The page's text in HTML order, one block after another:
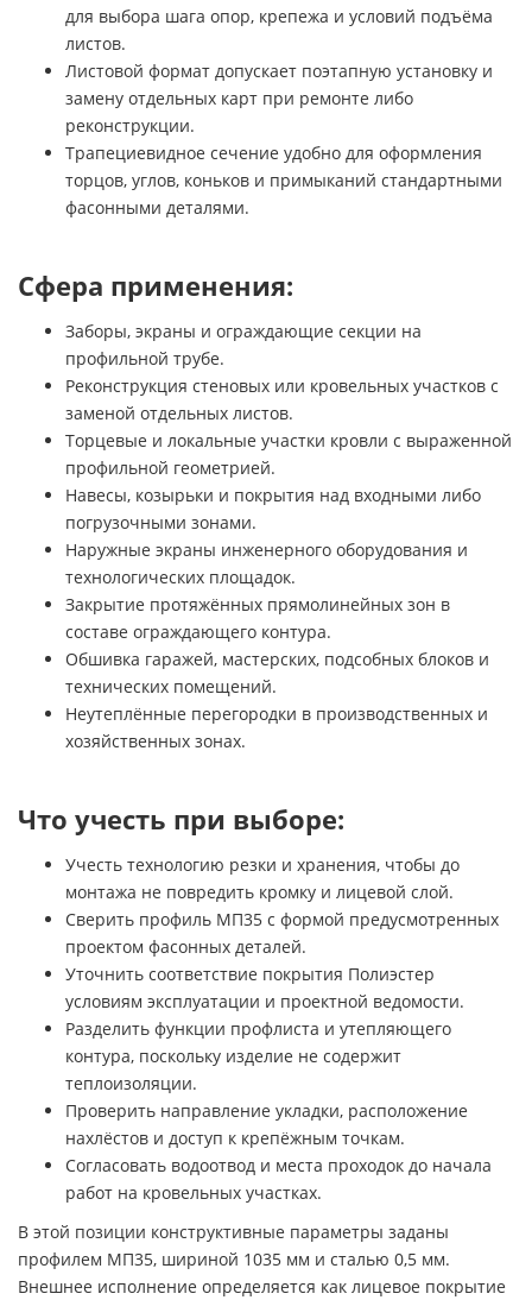
для выбора шага опор, крепежа и условий подъёма
листов.
Листовой формат допускает поэтапную установку и
замену отдельных карт при ремонте либо
реконструкции.
Трапециевидное сечение удобно для оформления
торцов, углов, коньков и примыканий стандартными
фасонными деталями.
Сфера применения:
Заборы, экраны и ограждающие секции на
профильной трубе.
Реконструкция стеновых или кровельных участков с
заменой отдельных листов.
Торцевые и локальные участки кровли с выраженной
профильной геометрией.
Навесы, козырьки и покрытия над входными либо
погрузочными зонами.
Наружные экраны инженерного оборудования и
технологических площадок.
Закрытие протяжённых прямолинейных зон в
составе ограждающего контура.
Обшивка гаражей, мастерских, подсобных блоков и
технических помещений.
Неутеплённые перегородки в производственных и
хозяйственных зонах.
Что учесть при выборе:
Учесть технологию резки и хранения, чтобы до
монтажа не повредить кромку и лицевой слой.
Сверить профиль МП35 с формой предусмотренных
проектом фасонных деталей.
Уточнить соответствие покрытия Полиэстер
условиям эксплуатации и проектной ведомости.
Разделить функции профлиста и утепляющего
контура, поскольку изделие не содержит
теплоизоляции.
Проверить направление укладки, расположение
нахлёстов и доступ к крепёжным точкам.
Согласовать водоотвод и места проходок до начала
работ на кровельных участках.
В этой позиции конструктивные параметры заданы
профилем МП35, шириной 1035 мм и сталью 0,5 мм.
Внешнее исполнение определяется как лицевое покрытие